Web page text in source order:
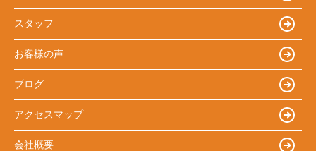
スタッフ
お客様の声
ブログ
アクセスマップ
会社概要